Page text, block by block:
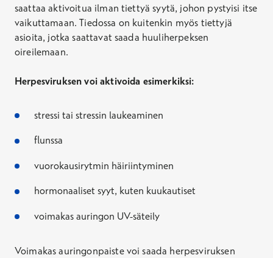
saattaa aktivoitua ilman tiettyä syytä, johon pystyisi itse
vaikuttamaan. Tiedossa on kuitenkin myös tiettyjä
asioita, jotka saattavat saada huuliherpeksen
oireilemaan.
Herpesviruksen voi aktivoida esimerkiksi:
stressi tai stressin laukeaminen
flunssa
vuorokausirytmin häiriintyminen
hormonaaliset syyt, kuten kuukautiset
voimakas auringon UV-säteily
Voimakas auringonpaiste voi saada herpesviruksen